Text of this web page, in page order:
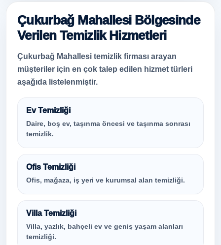
Çukurbağ Mahallesi Bölgesinde
Verilen Temizlik Hizmetleri
Çukurbağ Mahallesi temizlik firması arayan
müşteriler için en çok talep edilen hizmet türleri
aşağıda listelenmiştir.
Ev Temizliği
Daire, boş ev, taşınma öncesi ve taşınma sonrası
temizlik.
Ofis Temizliği
Ofis, mağaza, iş yeri ve kurumsal alan temizliği.
Villa Temizliği
Villa, yazlık, bahçeli ev ve geniş yaşam alanları
temizliği.